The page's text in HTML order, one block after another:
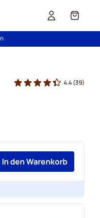
Cart
4.4(39)
In den Warenkorb